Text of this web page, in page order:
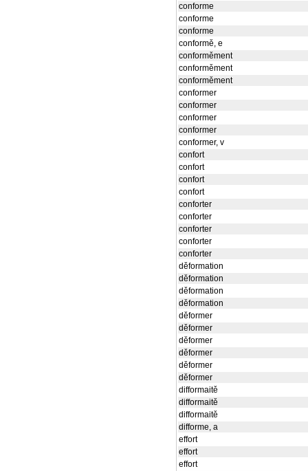
conforme
conforme
conforme
conformě, e
conforměment
conforměment
conforměment
conformer
conformer
conformer
conformer
conformer, v
confort
confort
confort
confort
conforter
conforter
conforter
conforter
conforter
děformation
děformation
děformation
děformation
děformer
děformer
děformer
děformer
děformer
děformer
difformaitě
difformaitě
difformaitě
difforme, a
effort
effort
effort